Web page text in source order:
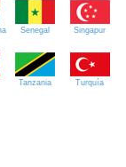
Senegal Singapur
Tanzania Turquía